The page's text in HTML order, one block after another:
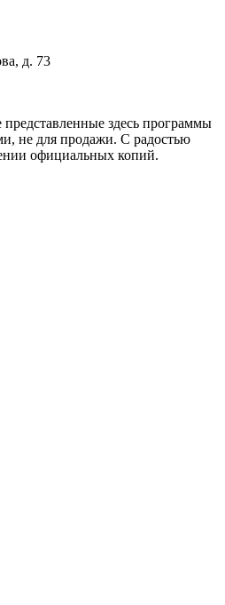
д. 73
здесь программы
не для продажи. С радостью
официальных копий.